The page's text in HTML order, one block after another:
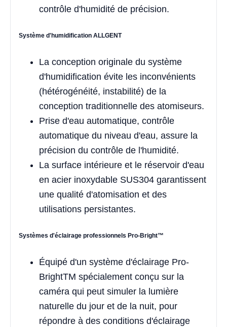
contrôle d'humidité de précision.
Système d'humidification ALLGENT
La conception originale du système
d'humidification évite les inconvénients
(hétérogénéité, instabilité) de la
conception traditionnelle des atomiseurs.
Prise d'eau automatique, contrôle
automatique du niveau d'eau, assure la
précision du contrôle de l'humidité.
La surface intérieure et le réservoir d'eau
en acier inoxydable SUS304 garantissent
une qualité d'atomisation et des
utilisations persistantes.
Systèmes d'éclairage professionnels Pro-Bright™
Équipé d'un système d'éclairage Pro-
BrightTM spécialement conçu sur la
caméra qui peut simuler la lumière
naturelle du jour et de la nuit, pour
répondre à des conditions d'éclairage